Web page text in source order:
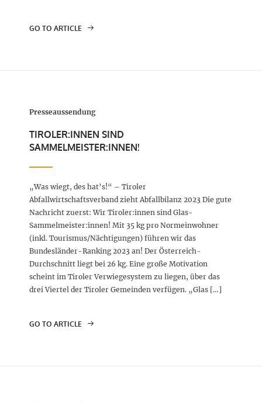
GO TO ARTICLE
Presseaussendung
TIROLER:INNEN SIND
SAMMELMEISTER:INNEN!
„Was wiegt, des hat’s!“ – Tiroler
Abfallwirtschaftsverband zieht Abfallbilanz 2023 Die gute
Nachricht zuerst: Wir Tiroler:innen sind Glas-
Sammelmeister:innen! Mit 35 kg pro Normeinwohner
(inkl. Tourismus/Nächtigungen) führen wir das
Bundesländer-Ranking 2023 an! Der Österreich-
Durchschnitt liegt bei 26 kg. Eine große Motivation
scheint im Tiroler Verwiegesystem zu liegen, über das
drei Viertel der Tiroler Gemeinden verfügen. „Glas […]
GO TO ARTICLE